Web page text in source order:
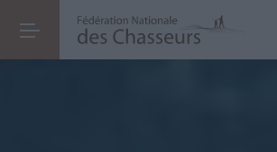
Documents sociauxdes ACCA : communicables,